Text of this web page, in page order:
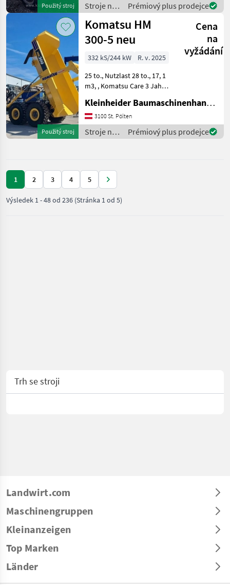
Použitý stroj
Stroje na
stavbu /
Neuson
Prémiový plus prodejce
Použitý stroj
Komatsu HM
300-5 neu
Cena
na
vyžádání
332 kS/244 kW
R. v. 2025
25 to., Nutzlast 28 to., 17, 1
m3, , Komatsu Care 3 Jahre
Stroje na stavbu Sklápacie
vozidlo
Kleinheider Baumaschinenhandel GmbH.
3100 St. Pölten
Stroje na
stavbu /
Prémiový plus prodejce
1 2 3 4 5
Výsledek 1-48od 236 (Stránka 1 od 5)
Trh se stroji
Landwirt.com
Maschinengruppen
Kleinanzeigen
Top Marken
Länder